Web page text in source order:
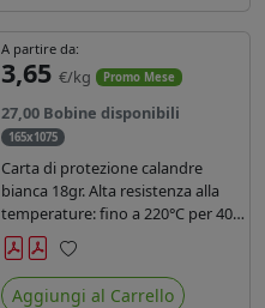
A partire da:
3,65 €/kg Promo Mese
27,00 Bobine disponibili
165x1075
Carta di protezione calandre
bianca 18gr. Alta resistenza alla
temperature: fino a 220°C per 40
secondi. Lunghezza 1075 mtl,
peso kg 35, diam. 20cm.
Preferiti
Aggiungi al Carrello